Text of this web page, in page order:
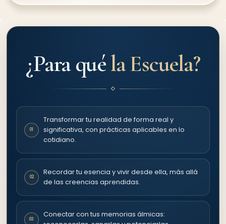
¿Para quéla Escuela?
01
Transformar tu realidad de forma real y
significativa, con prácticas aplicables en lo
cotidiano.
02
Recordar tu esencia y vivir desde ella, más allá
de las creencias aprendidas.
03
Conectar con tus memorias álmicas: